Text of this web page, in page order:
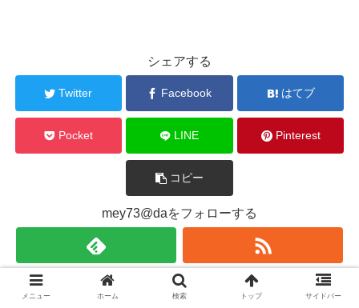
シェアする
Twitter Facebook はてブ
Pocket LINE Pinterest
コピー
mey73@daをフォローする
mey73@da
メニュー ホーム 検索 トップ サイドバー